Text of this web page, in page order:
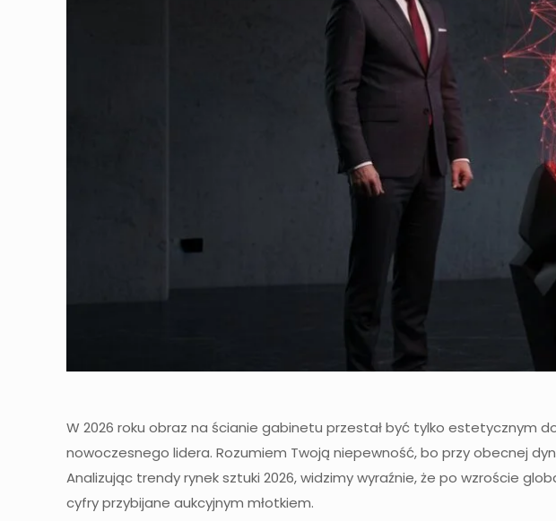
W 2026 roku obraz na ścianie gabinetu przestał być tylko estetycznym
nowoczesnego lidera. Rozumiem Twoją niepewność, bo przy obecnej
Analizując trendy rynek sztuki 2026, widzimy wyraźnie, że po wzroście
cyfry przybijane aukcyjnym młotkiem.